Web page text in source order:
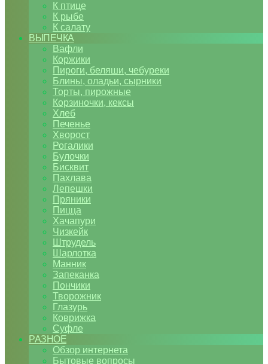
К птице
К рыбе
К салату
ВЫПЕЧКА
Вафли
Коржики
Пироги, беляши, чебуреки
Блины, оладьи, сырники
Торты, пирожные
Корзиночки, кексы
Хлеб
Печенье
Хворост
Рогалики
Булочки
Бисквит
Пахлава
Лепешки
Пряники
Пицца
Хачапури
Чизкейк
Штрудель
Шарлотка
Манник
Запеканка
Пончики
Творожник
Глазурь
Коврижка
Суфле
РАЗНОЕ
Обзор интернета
Бытовые вопросы